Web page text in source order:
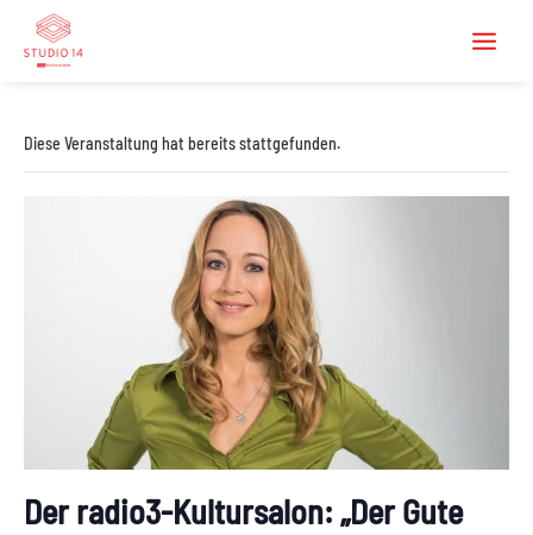
Diese Veranstaltung hat bereits stattgefunden.
Der radio3-Kultursalon: „Der Gute